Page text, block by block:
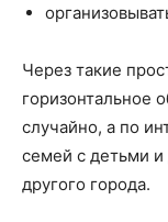
Через такие
горизонтальное
случайно, а по
семей с детьми и
другого города.